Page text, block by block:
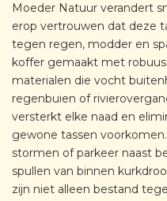
Moeder Natuur verandert
erop vertrouwen dat deze
tegen regen, modder en
koffer gemaakt met
materialen die vocht
regenbuien of
versterkt elke naad en
gewone tassen
stormen of parkeer naast
spullen van binnen
zijn niet alleen bestand